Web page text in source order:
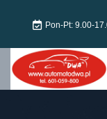
Pon-Pt: 9.00-
Strona główna
Pojazdy